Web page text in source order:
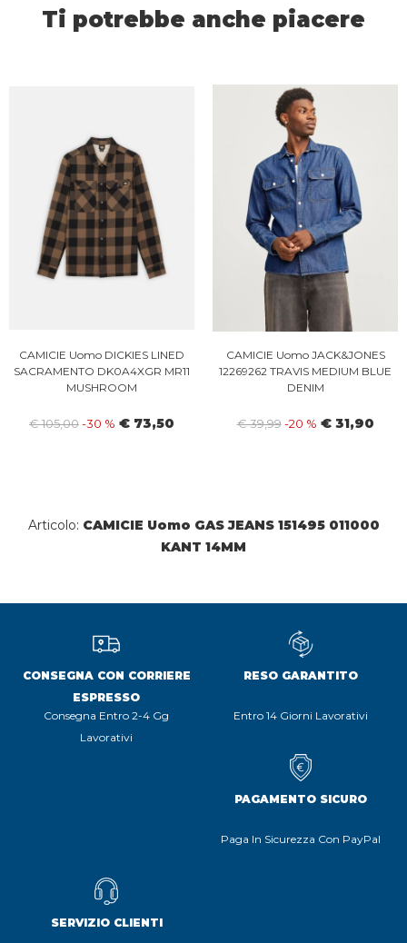
Ti potrebbe anche piacere
CAMICIE Uomo DICKIES LINED
SACRAMENTO DK0A4XGR MR11
MUSHROOM
€ 105,00-30 % € 73,50
CAMICIE Uomo JACK&JONES
12269262 TRAVIS MEDIUM BLUE
DENIM
€ 39,99-20 % € 31,90
Articolo: CAMICIE Uomo GAS JEANS 151495 011000
KANT 14MM
CONSEGNA CON CORRIERE
ESPRESSO
Consegna Entro 2-4 Gg
Lavorativi
RESO GARANTITO
Entro 14 Giorni Lavorativi
PAGAMENTO SICURO
Paga In Sicurezza Con PayPal
SERVIZIO CLIENTI